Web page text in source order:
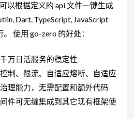
以根据定义的 api 文件一键生成
Dart, TypeScript, JavaScript
使用 go-zero 的好处：
万日活服务的稳定性
制、限流、自适应熔断、自适应
理能力，无需配置和额外代码
件可无缝集成到其它现有框架使